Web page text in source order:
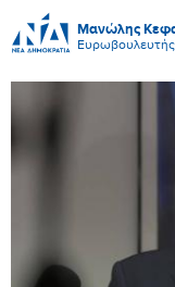
Μανώλης
Ευρωβουλευτής